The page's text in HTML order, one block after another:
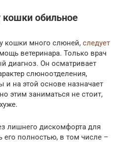
кошки обильное
кошки много слюней, следует
ветеринара. Только врач
диагноз. Он осматривает
слюноотделения,
и на этой основе назначает
этим заниматься не стоит,
лишнего дискомфорта для
его полностью, в том числе –